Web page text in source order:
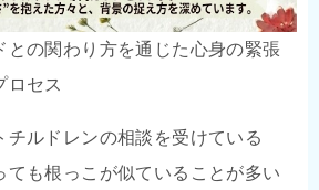
との関わり方を通じた心身の緊張
ロセス
チルドレンの相談を受けている
ても根っこが似ていることが多い